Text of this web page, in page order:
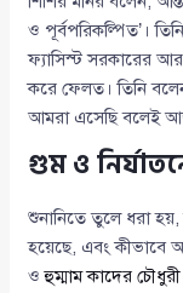
ও পূর্বপরিকল্পিত’।
ফ্যাসিস্ট সরকারের
করে ফেলত। তিনি
আমরা এসেছি বলেই
গুম ও
শুনানিতে তুলে ধরা হয়,
হয়েছে, এবং কীভাবে
ওহুম্মাম কাদের চৌধুরী